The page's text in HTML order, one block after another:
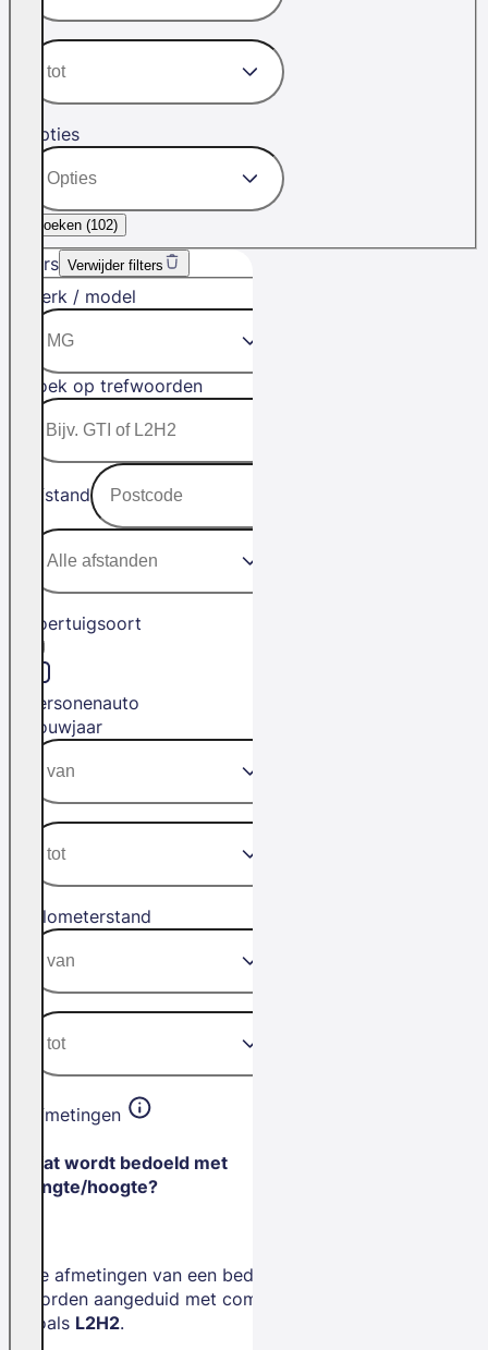
Opties
Zoeken (102)
Filters Verwijder filters
Merk / model
Zoek op trefwoorden
Afstand
Voertuigsoort
Personenauto
Bouwjaar
Kilometerstand
Afmetingen
Wat wordt bedoeld met
lengte/hoogte?
De afmetingen van een bedrijfswagen
worden aangeduid met combinaties
zoals L2H2.